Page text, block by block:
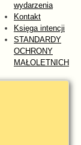
wydarzenia
Kontakt
Księga intencji
STANDARDY
OCHRONY
MAŁOLETNICH